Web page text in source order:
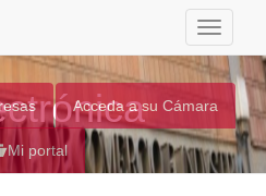
Toggle
Acceda a su Cámara
Mi portal